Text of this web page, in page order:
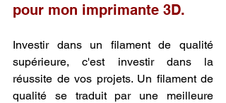
pour mon imprimante 3D.
Investir dans un filament de qualité
supérieure, c'est investir dans la
réussite de vos projets. Un filament de
qualité se traduit par une meilleure